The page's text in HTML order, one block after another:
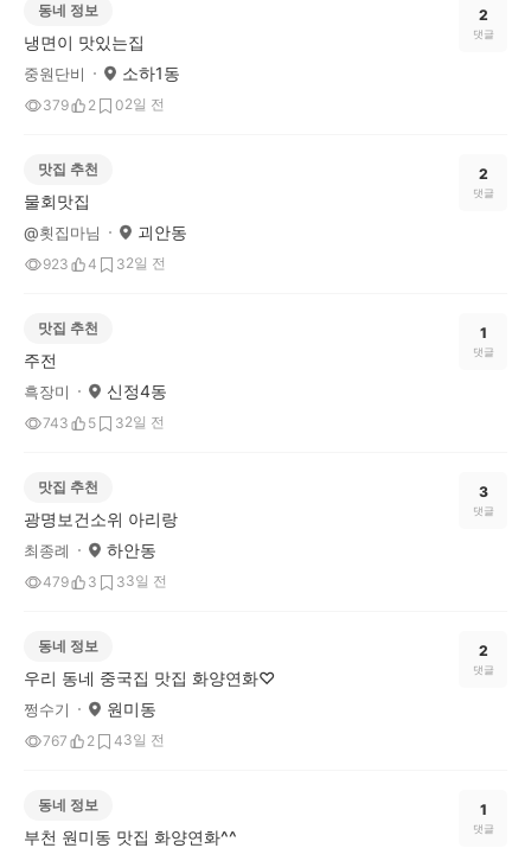
동네 정보
냉면이 맛있는집
중원단비 소하1동
379 2 02일 전
2
댓글
맛집 추천
물회맛집
@횟집마님 괴안동
923 4 32일 전
2
댓글
맛집 추천
주전
흑장미 신정4동
743 5 32일 전
1
댓글
맛집 추천
광명보건소위 아리랑
최종례 하안동
479 3 33일 전
3
댓글
동네 정보
우리 동네 중국집 맛집 화양연화♡
쩡수기 원미동
767 2 43일 전
2
댓글
동네 정보
부천 원미동 맛집 화양연화^^
1
댓글